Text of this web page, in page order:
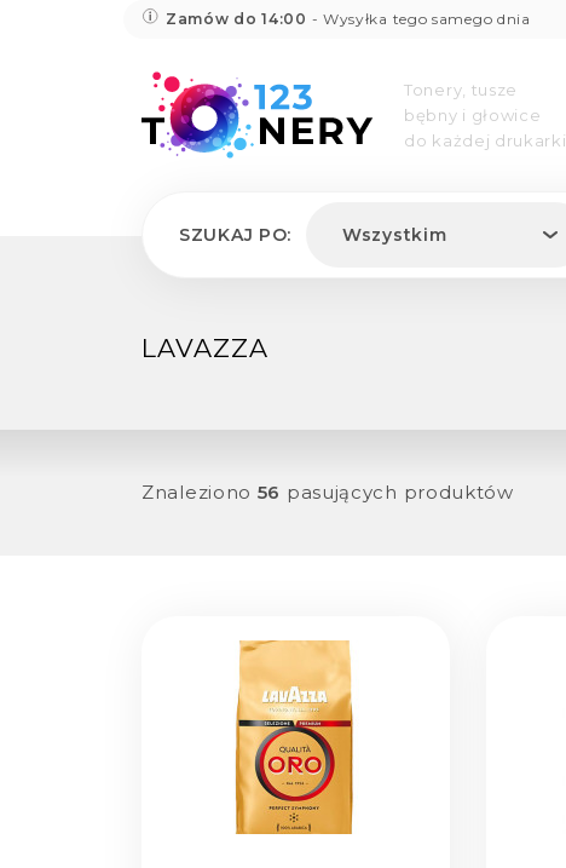
Zamów do 14:00 - Wysyłka tego samego dnia
Tonery, tusze
bębny i głowice
do każdej drukarki
SZUKAJ PO: Wszystkim
LAVAZZA
Znaleziono 56 pasujących produktów